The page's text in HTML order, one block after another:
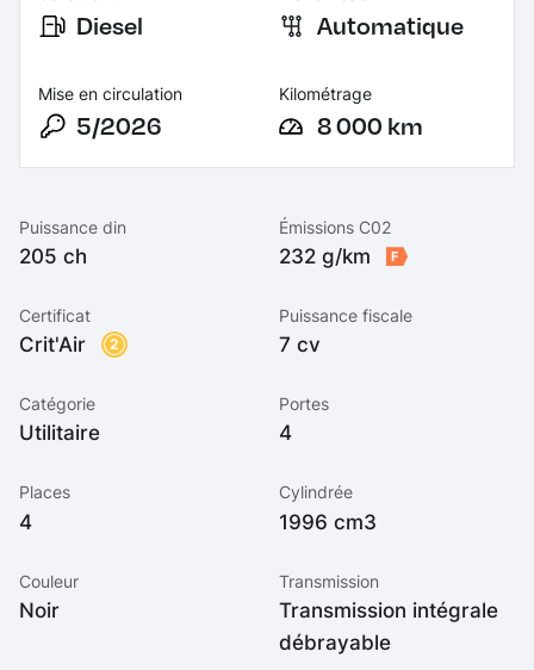
Diesel Automatique
Mise en circulation
5/2026
Kilométrage
8 000 km
Puissance din
205 ch
Émissions C02
232 g/km F
Certificat
Crit'Air 2
Puissance fiscale
7 cv
Catégorie
Utilitaire
Portes
4
Places
4
Cylindrée
1996 cm3
Couleur
Noir
Transmission
Transmission intégrale
débrayable